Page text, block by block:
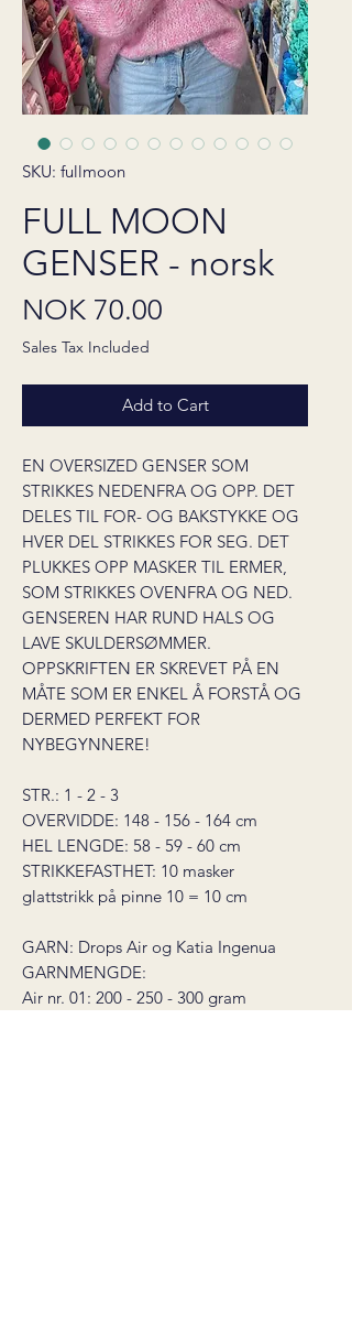
SKU: fullmoon
FULL MOON
GENSER - norsk
NOK 70.00
Sales Tax Included
Add to Cart
EN OVERSIZED GENSER SOM
STRIKKES NEDENFRA OG OPP. DET
DELES TIL FOR- OG BAKSTYKKE OG
HVER DEL STRIKKES FOR SEG. DET
PLUKKES OPP MASKER TIL ERMER,
SOM STRIKKES OVENFRA OG NED.
GENSEREN HAR RUND HALS OG
LAVE SKULDERSØMMER.
OPPSKRIFTEN ER SKREVET PÅ EN
MÅTE SOM ER ENKEL Å FORSTÅ OG
DERMED PERFEKT FOR
NYBEGYNNERE!
STR.: 1 - 2 - 3
OVERVIDDE: 148 - 156 - 164 cm
HEL LENGDE: 58 - 59 - 60 cm
STRIKKEFASTHET: 10 masker
glattstrikk på pinne 10 = 10 cm
GARN: Drops Air og Katia Ingenua
GARNMENGDE:
Air nr. 01: 200 - 250 - 300 gram